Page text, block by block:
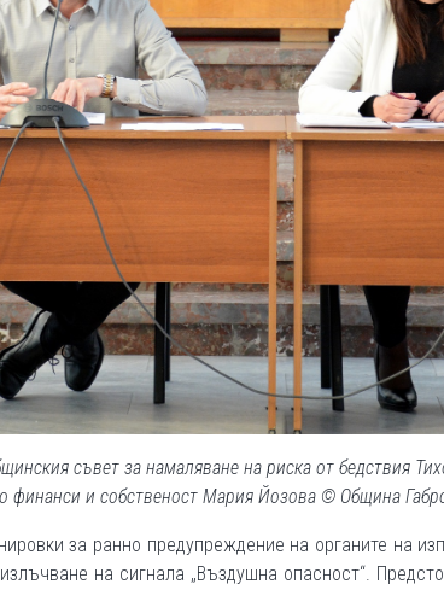
съвет за намаляване на риска от бедствия
финанси и собственост Мария Йозова © Община
за ранно предупреждение на органите на
на сигнала „Въздушна опасност“.